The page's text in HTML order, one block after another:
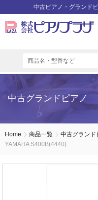
中古ピアノ・グランド
中古グランドピアノ
Home 商品一覧 中古グランド
YAMAHA S400B(4440)